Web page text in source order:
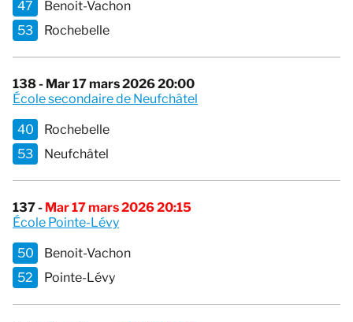
47
Benoit-Vachon
53
Rochebelle
138 - Mar 17 mars 2026 20:00
École secondaire de Neufchâtel
40
Rochebelle
53
Neufchâtel
137 - Mar 17 mars 2026 20:15
École Pointe-Lévy
50
Benoit-Vachon
52
Pointe-Lévy